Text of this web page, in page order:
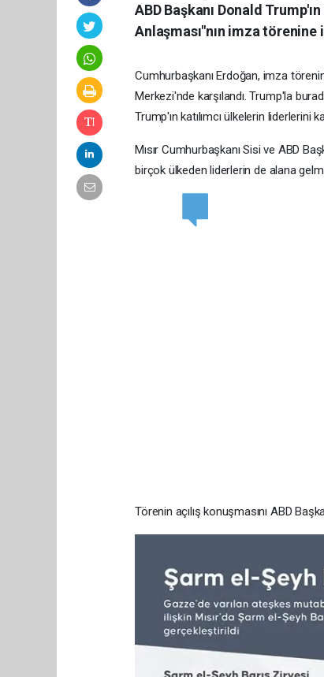
ABD Başkanı Donald
Anlaşması"nın imza
Cumhurbaşkanı Erdoğan, imza
Merkezi'nde karşılandı. Trump'la
Trump'ın katılımcı ülkelerin liderlerini
Mısır Cumhurbaşkanı Sisi ve ABD
birçok ülkeden liderlerin de alana
Törenin açılış konuşmasını ABD